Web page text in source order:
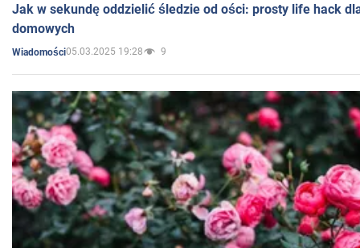
Jak w sekundę oddzielić śledzie od ości: prosty life hack
domowych
Wiadomości05.03.2025 19:28 9